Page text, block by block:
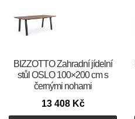
BIZZOTTO Zahradní jídelní
stůl OSLO 100×200 cm s
černými nohami
13 408 Kč